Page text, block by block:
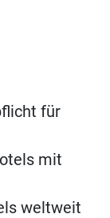
für
mit
weltweit